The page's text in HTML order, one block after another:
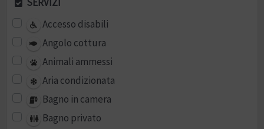
Accesso disabili
Angolo cottura
Animali ammessi
Aria condizionata
Bagno in camera
Bagno privato